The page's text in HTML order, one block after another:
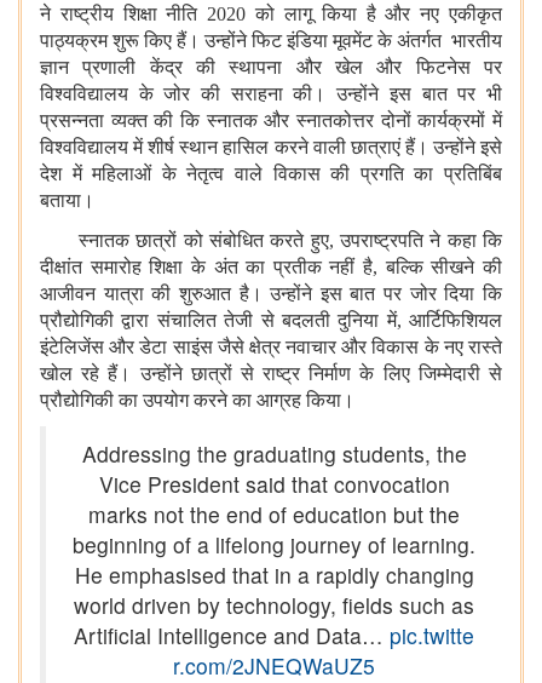
ने राष्ट्रीय शिक्षा नीति 2020 को लागू किया है और नए एकीकृत
पाठ्यक्रम शुरू किए हैं। उन्होंने फिट इंडिया मूवमेंट के अंतर्गत भारतीय
ज्ञान प्रणाली केंद्र की स्थापना और खेल और फिटनेस पर
विश्वविद्यालय के जोर की सराहना की। उन्होंने इस बात पर भी
प्रसन्नता व्यक्त की कि स्नातक और स्नातकोत्तर दोनों कार्यक्रमों में
विश्वविद्यालय में शीर्ष स्थान हासिल करने वाली छात्राएं हैं। उन्होंने इसे
देश में महिलाओं के नेतृत्व वाले विकास की प्रगति का प्रतिबिंब
बताया।
स्नातक छात्रों को संबोधित करते हुए, उपराष्ट्रपति ने कहा कि
दीक्षांत समारोह शिक्षा के अंत का प्रतीक नहीं है, बल्कि सीखने की
आजीवन यात्रा की शुरुआत है। उन्होंने इस बात पर जोर दिया कि
प्रौद्योगिकी द्वारा संचालित तेजी से बदलती दुनिया में, आर्टिफिशियल
इंटेलिजेंस और डेटा साइंस जैसे क्षेत्र नवाचार और विकास के नए रास्ते
खोल रहे हैं। उन्होंने छात्रों से राष्ट्र निर्माण के लिए जिम्मेदारी से
प्रौद्योगिकी का उपयोग करने का आग्रह किया।
Addressing the graduating students, the
Vice President said that convocation
marks not the end of education but the
beginning of a lifelong journey of learning.
He emphasised that in a rapidly changing
world driven by technology, fields such as
Artificial Intelligence and Data… pic.twitte
r.com/2JNEQWaUZ5